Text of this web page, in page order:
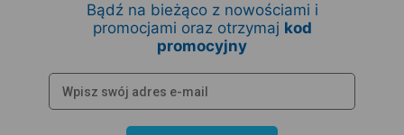
Bądź na bieżąco z nowościami i
promocjami oraz otrzymaj kod
promocyjny